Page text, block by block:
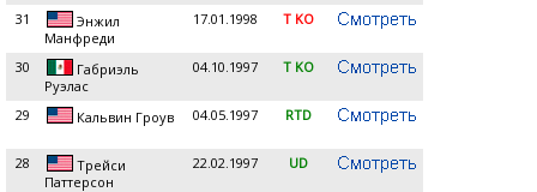
31
Энжил
Манфреди
17.01.1998 T KO
30
Габриэль
Руэлас
04.10.1997 T KO
29 Кальвин Гроув 04.05.1997 RTD
28
Трейси
Паттерсон
22.02.1997 UD